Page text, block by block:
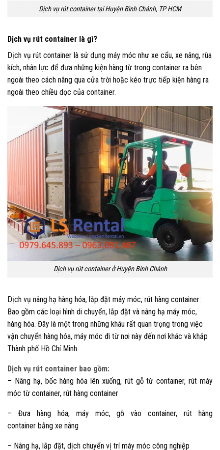
Dịch vụ rút container tại Huyện Bình Chánh, TP HCM
Dịch vụ rút container là gì?
Dịch vụ rút container là sử dụng máy móc như xe cẩu, xe nâng, rùa
kích, nhân lực để đưa những kiện hàng từ trong container ra bên
ngoài theo cách nâng qua cửa trời hoặc kéo trực tiếp kiện hàng ra
ngoài theo chiều dọc của container.
Dịch vụ rút container ở Huyện Bình Chánh
Dịch vụ nâng hạ hàng hóa, lắp đặt máy móc, rút hàng container:
Bao gồm các loại hình di chuyển, lắp đặt và nâng hạ máy móc,
hàng hóa. Đây là một trong những khâu rất quan trọng trong việc
vận chuyển hàng hóa, máy móc đi từ nơi này đến nơi khác và khắp
Thành phố Hồ Chí Minh.
Dịch vụ rút container bao gồm:
– Nâng hạ, bốc hàng hóa lên xuống, rút gỗ từ container, rút máy
móc từ container, rút hàng container
– Đưa hàng hóa, máy móc, gỗ vào container, rút hàng
container bằng xe nâng
– Nâng hạ, lắp đặt, dịch chuyển vị trí máy móc công nghiệp